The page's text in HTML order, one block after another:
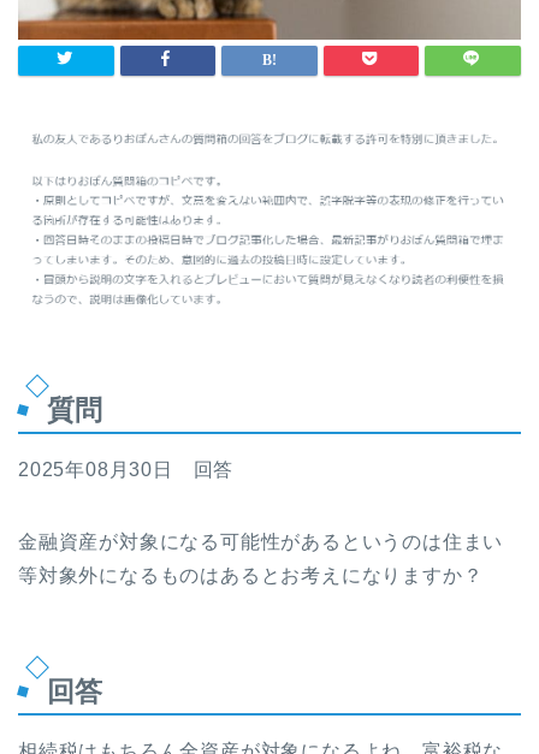
質問
2025年08月30日 回答
金融資産が対象になる可能性があるというのは住まい
等対象外になるものはあるとお考えになりますか？
回答